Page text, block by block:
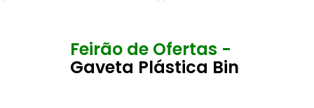
Feirão de Ofertas -
Gaveta Plástica Bin